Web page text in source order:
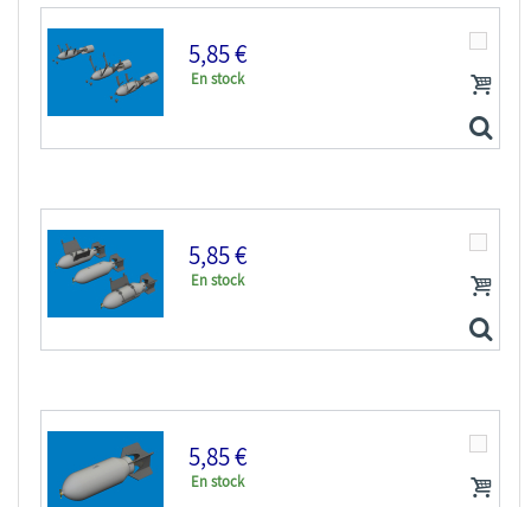
Eduard kit d'amelioration avion brassin Print...
5,85 €
En stock
Eduard kit d'amelioration avion brassin Print...
5,85 €
En stock
Eduard kit d'amelioration avion brassin 6481079 P-40...
5,85 €
En stock